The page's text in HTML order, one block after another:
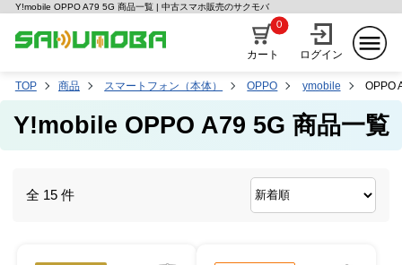
Y!mobile OPPO A79 5G 商品一覧 | 中古スマホ販売のサクモバ
カート
0
ログイン
TOP 商品 スマートフォン（本体） OPPO ymobile OPPO
Y!mobile OPPO A79 5G 商品一覧
全 15 件